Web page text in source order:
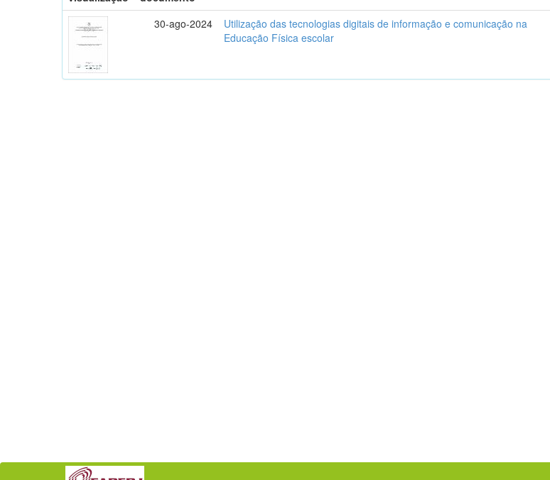
30-ago-2024
Utilização das tecnologias digitais de informação e comunicação na
Educação Física escolar